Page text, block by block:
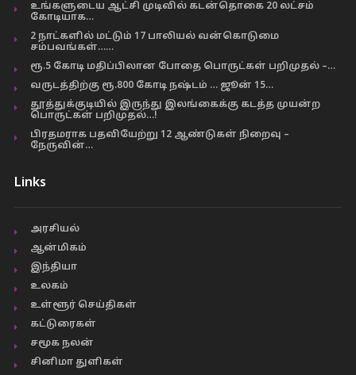
உங்களுடைய ஆட்சி முடிவில் கடன்தொகை 20 லட்சம்
கோடியாக…
2 நாட்களில் மட்டும் 17 பாலியல் வன்கொடுமை
சம்பவங்கள்……
ரூ.5 கோடி மதிப்பிலான போதை பொருட்கள் பறிமுதல் –…
வருடத்திற்கு ரூ.800 கோடி நஷ்டம் … ஜூன் 15…
தூத்துக்குடியில் இருந்து இலங்கைக்கு கடத்த முயன்ற
பொருட்கள் பறிமுதல்…!
பிரதமராக பதவியேற்று 12 ஆண்டுகள் நிறைவு –
நேருவின்…
Links
அரசியல்
ஆன்மிகம்
இந்தியா
உலகம்
உள்ளூர் செய்திகள்
கட்டுரைகள்
சமூக நலன்
சினிமா துளிகள்